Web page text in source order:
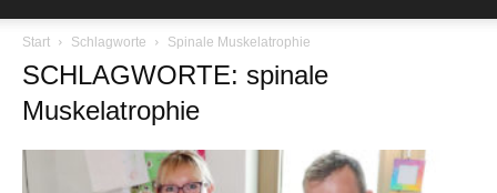
Start Schlagworte Spinale Muskelatrophie
SCHLAGWORTE: spinale
Muskelatrophie